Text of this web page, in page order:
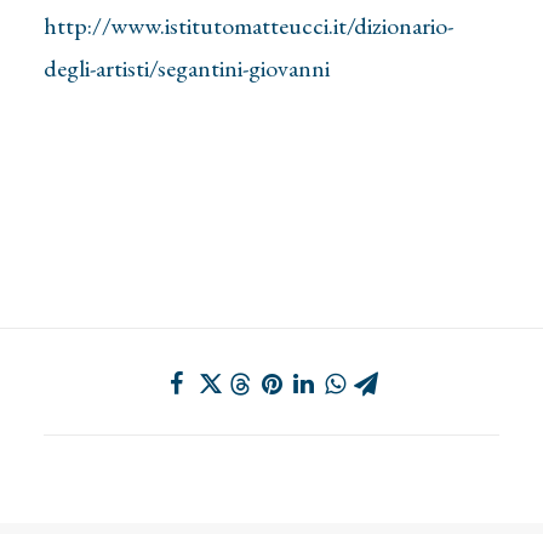
http://www.istitutomatteucci.it/dizionario-
degli-artisti/segantini-giovanni